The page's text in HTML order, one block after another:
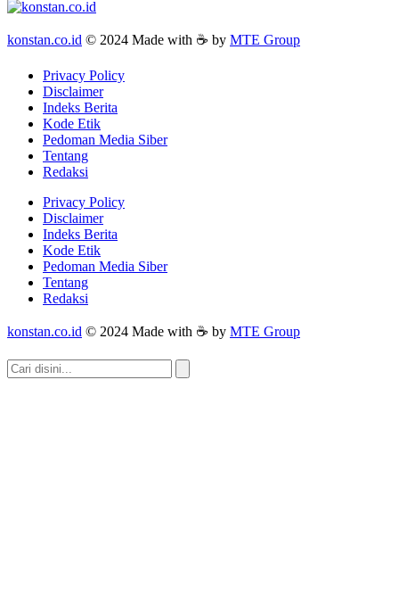
konstan.co.id © 2024 Made with ☕ by MTE Group
Privacy Policy
Disclaimer
Indeks Berita
Kode Etik
Pedoman Media Siber
Tentang
Redaksi
Privacy Policy
Disclaimer
Indeks Berita
Kode Etik
Pedoman Media Siber
Tentang
Redaksi
konstan.co.id © 2024 Made with ☕ by MTE Group